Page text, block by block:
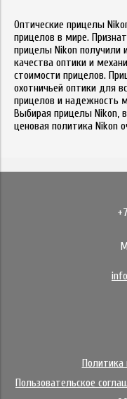
Оптические прицелы
прицелов в мире.
прицелы Nikon получили
качества оптики и
стоимости прицелов.
охотничьей оптики для
прицелов и надежность
Выбирая прицелы Nikon,
ценовая политика Nikon
Пользовательское